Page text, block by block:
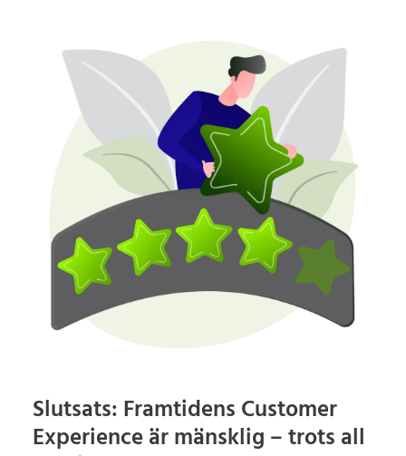
Slutsats: Framtidens Customer
Experience är mänsklig – trots all